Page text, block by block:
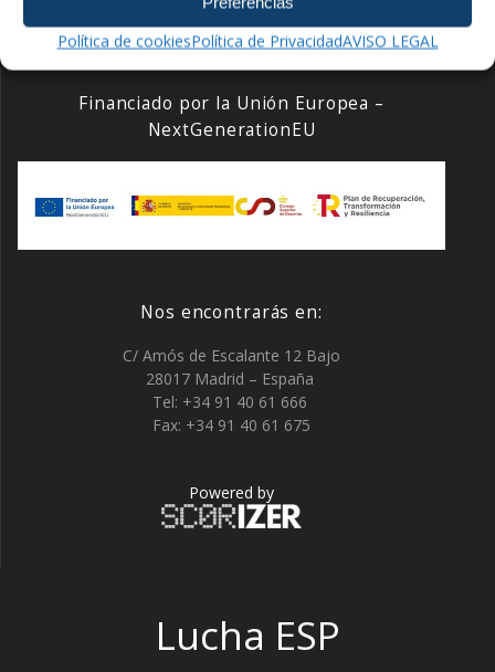
Política de cookiesPolítica de PrivacidadAVISO LEGAL
Financiado por la Unión Europea –
NextGenerationEU
Nos encontrarás en:
C/ Amós de Escalante 12 Bajo
28017 Madrid – España
Tel: +34 91 40 61 666
Fax: +34 91 40 61 675
Powered by
Lucha ESP